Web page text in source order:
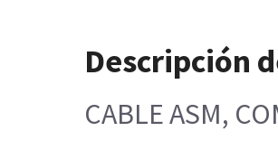
Descripción
CABLE ASM,